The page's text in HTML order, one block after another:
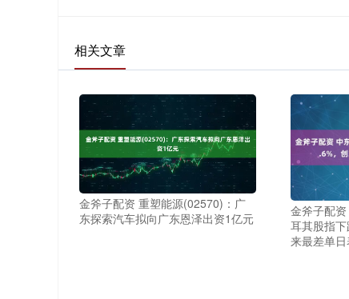
相关文章
金斧子配资 重塑能源(02570)：广
东探索汽车拟向广东恩泽出资1亿元
金斧子配
耳其股指
来最差单